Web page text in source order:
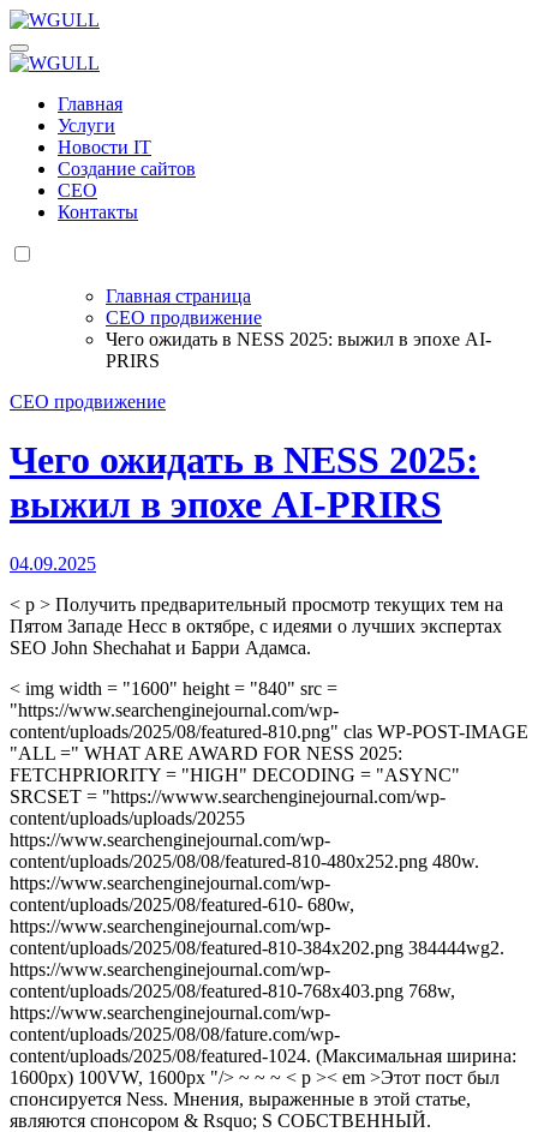
Перейти
к
содержанию
WGULL
Белая чайка - создание и продвижение сайтов
Белая чайка - создание и продвижение сайтов
Главная
Услуги
Новости IT
Создание сайтов
СЕО
Контакты
Главная страница
СЕО продвижение
Чего ожидать в NESS 2025: выжил в эпохе AI-
PRIRS
СЕО продвижение
Чего ожидать в NESS 2025:
выжил в эпохе AI-PRIRS
04.09.2025
< p > Получить предварительный просмотр текущих тем на
Пятом Западе Несс в октябре, с идеями о лучших экспертах
SEO John Shechahat и Барри Адамса.
< img width = "1600" height = "840" src =
"https://www.searchenginejournal.com/wp-
content/uploads/2025/08/featured-810.png" clas WP-POST-IMAGE
"ALL =" WHAT ARE AWARD FOR NESS 2025:
FETCHPRIORITY = "HIGH" DECODING = "ASYNC"
SRCSET = "https://wwww.searchenginejournal.com/wp-
content/uploads/uploads/20255
https://www.searchenginejournal.com/wp-
content/uploads/2025/08/08/featured-810-480x252.png 480w.
https://www.searchenginejournal.com/wp-
content/uploads/2025/08/featured-610- 680w,
https://www.searchenginejournal.com/wp-
content/uploads/2025/08/featured-810-384x202.png 384444wg2.
https://www.searchenginejournal.com/wp-
content/uploads/2025/08/featured-810-768x403.png 768w,
https://www.searchenginejournal.com/wp-
content/uploads/2025/08/08/fature.com/wp-
content/uploads/2025/08/featured-1024. (Максимальная ширина:
1600px) 100VW, 1600px "/> ~ ~ ~ < p >< em >Этот пост был
спонсируется Ness. Мнения, выраженные в этой статье,
являются спонсором & Rsquo; S СОБСТВЕННЫЙ.